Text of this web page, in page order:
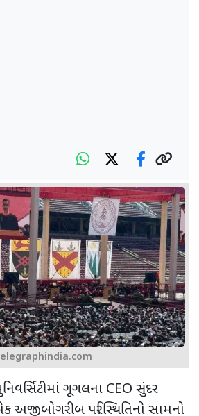
ગૂગલના CEO સુંદર
પરિસ્થિતિનો સામનો